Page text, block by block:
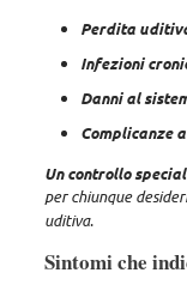
Perdita
Infezioni
Danni al
Complicanze
Un controllo
per chiunque
uditiva.
Sintomi che